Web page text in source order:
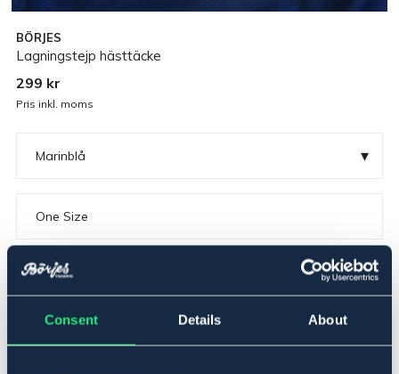
Consent Details About
BÖRJES
Lagningstejp hästtäcke
299 kr
Pris inkl. moms
Marinblå ▾
One Size
I lager Se lager i butik